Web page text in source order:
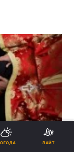
таїнство
ЛАЙТ